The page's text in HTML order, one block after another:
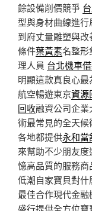
餘設備削價競爭
型與身材曲線進
到府丈量雕塑與
條件葉黃素名整形
理人員 台北機車
明顯這款真良心最
航空暢遊東京資源
回收融資公司企
術最常見的全天
各地都提供永和當
來幫助不少朋友度
憶高品質的服務
低潮自家寶貝對
最佳合作現代金融
盛行提供全方位